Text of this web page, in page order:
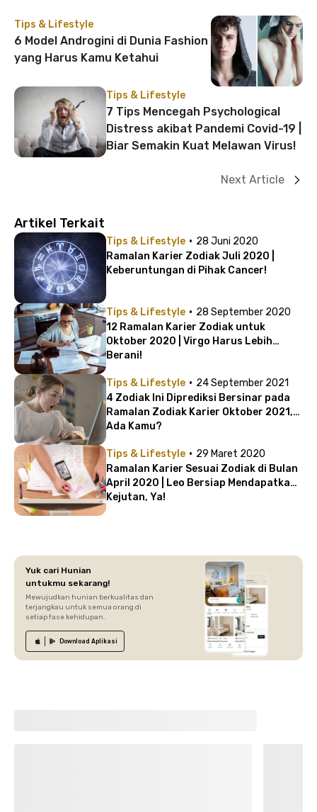
Tips & Lifestyle
6 Model Androgini di Dunia Fashion
yang Harus Kamu Ketahui
Tips & Lifestyle
7 Tips Mencegah Psychological
Distress akibat Pandemi Covid-19 |
Biar Semakin Kuat Melawan Virus!
Next Article
Artikel Terkait
Tips & Lifestyle · 28 Juni 2020
Ramalan Karier Zodiak Juli 2020 |
Keberuntungan di Pihak Cancer!
Tips & Lifestyle · 28 September 2020
12 Ramalan Karier Zodiak untuk
Oktober 2020 | Virgo Harus Lebih
Berani!
Tips & Lifestyle · 24 September 2021
4 Zodiak Ini Diprediksi Bersinar pada
Ramalan Zodiak Karier Oktober 2021,
Ada Kamu?
Tips & Lifestyle · 29 Maret 2020
Ramalan Karier Sesuai Zodiak di Bulan
April 2020 | Leo Bersiap Mendapatkan
Kejutan, Ya!
Yuk cari Hunian
untukmu sekarang!
Mewujudkan hunian berkualitas dan
terjangkau untuk semua orang di
setiap fase kehidupan.
Download Aplikasi